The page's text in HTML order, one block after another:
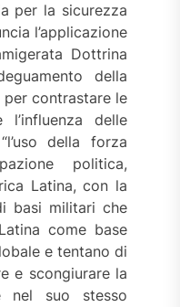
per la sicurezza
l’applicazione
Dottrina
della
per contrastare le
delle
della forza
politica,
Latina, con la
basi militari che
come base
e tentano di
e scongiurare la
nel suo stesso